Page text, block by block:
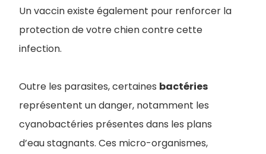
Un vaccin existe également pour renforcer la
protection de votre chien contre cette
infection.
Outre les parasites, certaines bactéries
représentent un danger, notamment les
cyanobactéries présentes dans les plans
d’eau stagnants. Ces micro-organismes,